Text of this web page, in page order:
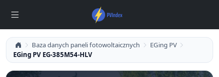
Baza danych paneli fotowoltaicznych
EGing PV
EGing PV EG-385M54-HLV